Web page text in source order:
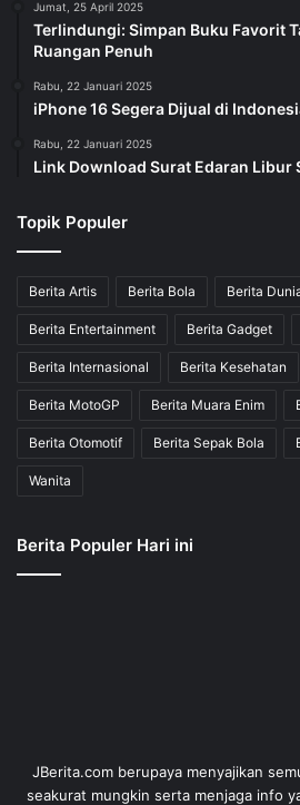
Jumat, 25 April 2025
Terlindungi: Simpan Buku Favorit
Ruangan Penuh
Rabu, 22 Januari 2025
iPhone 16 Segera Dijual di
Rabu, 22 Januari 2025
Link Download Surat Edaran Libur
Topik Populer
Berita Artis Berita Bola Berita
Berita Entertainment Berita Gadget
Berita Internasional Berita Kesehatan
Berita MotoGP Berita Muara Enim
Berita Otomotif Berita Sepak Bola
Wanita
Berita Populer Hari ini
dan faktual.